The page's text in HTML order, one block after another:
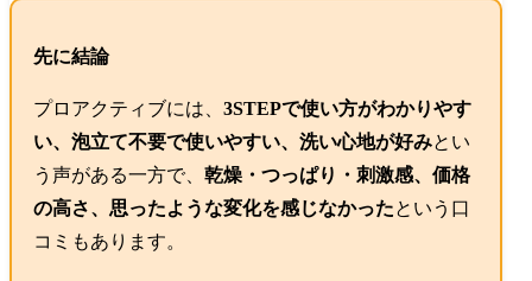
先に結論
プロアクティブには、 3STEPで使い方がわかりやす
い、泡立て不要で使いやすい、洗い心地が好みとい
う声がある一方で、 乾燥・つっぱり・刺激感、価格
の高さ、思ったような変化を感じなかったという口
コミもあります。